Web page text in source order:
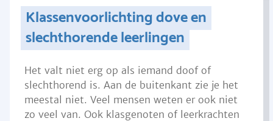
Klassenvoorlichting dove en
slechthorende leerlingen
Het valt niet erg op als iemand doof of
slechthorend is. Aan de buitenkant zie je het
meestal niet. Veel mensen weten er ook niet
zo veel van. Ook klasgenoten of leerkrachten